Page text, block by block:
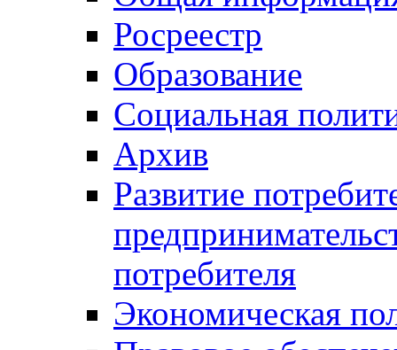
Росреестр
Образование
Социальная
Архив
Развитие
потребителя
Экономическая